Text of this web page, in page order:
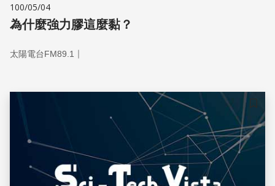
100/05/04
為什麼強力膠這麼黏？
太陽電台FM89.1 ｜
儲存